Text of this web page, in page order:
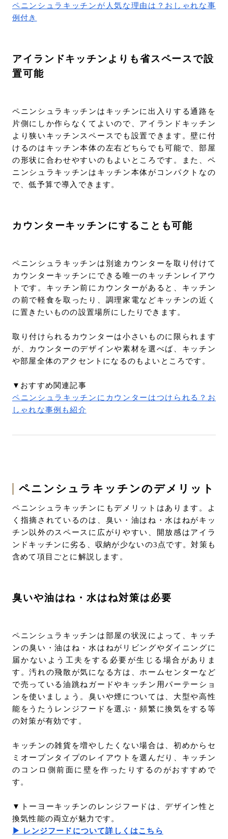
ペニンシュラキッチンが人気な理由は？おしゃれな事
例付き
アイランドキッチンよりも省スペースで設
置可能
ペニンシュラキッチンはキッチンに出入りする通路を
片側にしか作らなくてよいので、アイランドキッチン
より狭いキッチンスペースでも設置できます。壁に付
けるのはキッチン本体の左右どちらでも可能で、部屋
の形状に合わせやすいのもよいところです。また、ペ
ニンシュラキッチンはキッチン本体がコンパクトなの
で、低予算で導入できます。
カウンターキッチンにすることも可能
ペニンシュラキッチンは別途カウンターを取り付けて
カウンターキッチンにできる唯一のキッチンレイアウ
トです。キッチン前にカウンターがあると、キッチン
の前で軽食を取ったり、調理家電などキッチンの近く
に置きたいものの設置場所にしたりできます。
取り付けられるカウンターは小さいものに限られます
が、カウンターのデザインや素材を選べば、キッチン
や部屋全体のアクセントになるのもよいところです。
▼おすすめ関連記事
ペニンシュラキッチンにカウンターはつけられる？お
しゃれな事例も紹介
ペニンシュラキッチンのデメリット
ペニンシュラキッチンにもデメリットはあります。よ
く指摘されているのは、臭い・油はね・水はねがキッ
チン以外のスペースに広がりやすい、開放感はアイラ
ンドキッチンに劣る、収納が少ないの3点です。対策も
含めて項目ごとに解説します。
臭いや油はね・水はね対策は必要
ペニンシュラキッチンは部屋の状況によって、キッチ
ンの臭い・油はね・水はねがリビングやダイニングに
届かないよう工夫をする必要が生じる場合がありま
す。汚れの飛散が気になる方は、ホームセンターなど
で売っている油跳ねガードやキッチン用パーテーショ
ンを使いましょう。臭いや煙については、大型や高性
能をうたうレンジフードを選ぶ・頻繁に換気をする等
の対策が有効です。
キッチンの雑貨を増やしたくない場合は、初めからセ
ミオープンタイプのレイアウトを選んだり、キッチン
のコンロ側前面に壁を作ったりするのがおすすめで
す。
▼トーヨーキッチンのレンジフードは、デザイン性と
換気性能の両立が魅力です。
▶ レンジフードについて詳しくはこちら